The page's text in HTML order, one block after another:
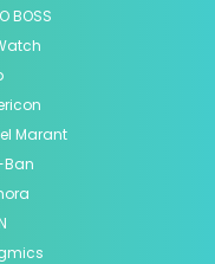
BOSS
Marant